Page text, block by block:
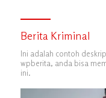
Berita Kriminal
Ini adalah contoh
wpberita, anda bisa
ini.